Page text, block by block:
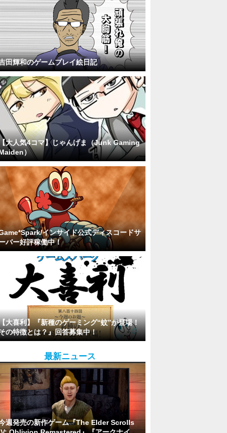
田輝和のゲームプレイ絵日記
【大人気4コマ】じゃんげま（Junk Gaming
）
インサイド公式ディスコードサ
バー好評稼働中！
大喜利】『新種のゲーミング“蚊”が登場！
の特徴とは？』回答募集中！
最新ニュース
週発売の新作ゲーム『The Elder Scrolls